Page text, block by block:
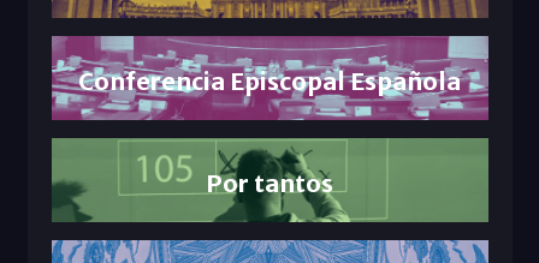
Conferencia Episcopal Española
Por tantos